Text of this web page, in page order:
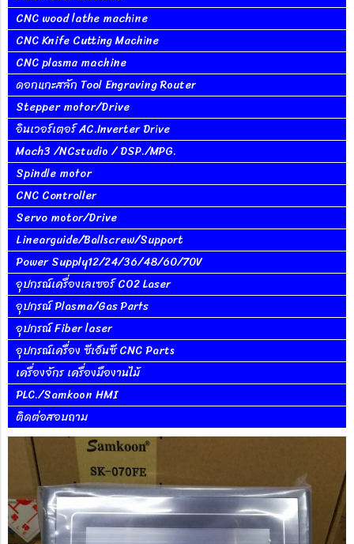
CNC wood lathe machine
CNC Knife Cutting Machine
CNC plasma machine
ดอกแกะสลัก Tool Engraving Router
Stepper motor/Drive
อินเวอร์เตอร์ AC.Inverter Drive
Mach3 /NCstudio / DSP./MPG.
Spindle motor
CNC Controller
Servo motor/Drive
Linearguide/Ballscrew/Support
Power Supply12/24/36/48/60/70V
อุปกรณ์เครื่องเลเซอร์ CO2 Laser
อุปกรณ์ Plasma/Gas Parts
อุปกรณ์ Fiber laser
อุปกรณ์เครื่อง ซีเอ็นซี CNC Parts
เครื่องจักร เครื่องมืองานไม้
PLC./Samkoon HMI
ติดต่อสอบถาม